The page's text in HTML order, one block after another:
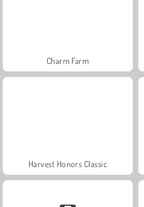
Charm Farm
Harvest Honors Classic